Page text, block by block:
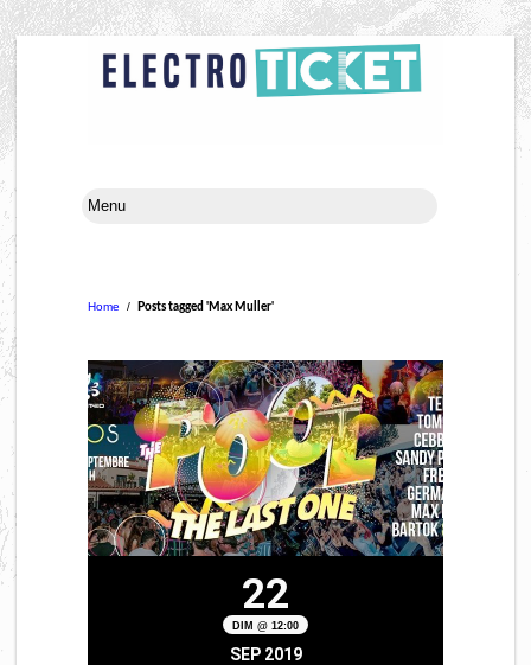
Home / Posts tagged 'Max Muller'
22
DIM @ 12:00
SEP 2019